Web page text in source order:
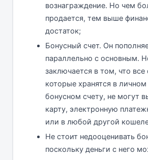
вознаграждение. Но чем
продается, тем выше
достаток;
Бонусный счет. Он
параллельно с основным.
заключается в том, что все
которые хранятся в личном
бонусном счету, не могут
карту, электронную
или в любой другой
Не стоит недооценивать
поскольку деньги с него